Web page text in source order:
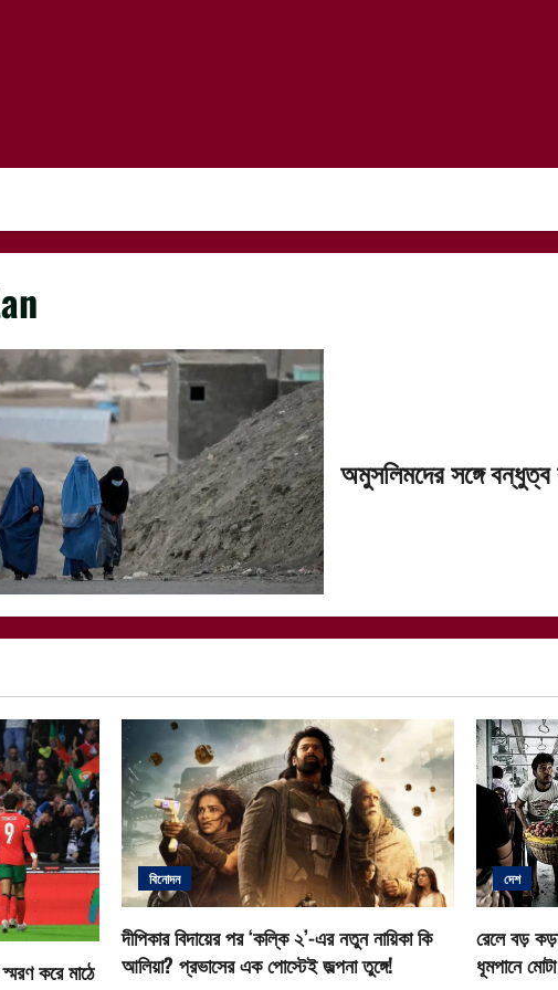
অমুসলিমদের সঙ্গে
করে মাঠে
বিনোদন
দীপিকার বিদায়ের পর ‘কল্কি ২’-এর নতুন নায়িকা কি
আলিয়া? প্রভাসের এক পোস্টেই জল্পনা তুঙ্গে!
দেশ
রেলে বড়
ধূমপানে